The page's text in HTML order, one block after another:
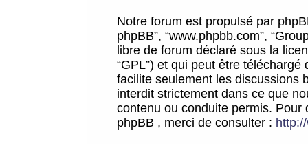
Notre forum est propulsé par
phpBB”, “www.phpbb.com”,
libre de forum déclaré sous la
“GPL”) et qui peut être téléchargé
facilite seulement les discussions
interdit strictement dans ce que
contenu ou conduite permis.
phpBB , merci de consulter :